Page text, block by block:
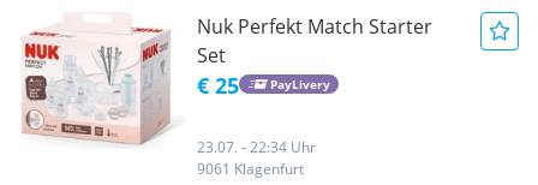
Nuk Perfekt Match Starter
Set
€ 25 PayLivery
23.07. - 22:34 Uhr
9061 Klagenfurt